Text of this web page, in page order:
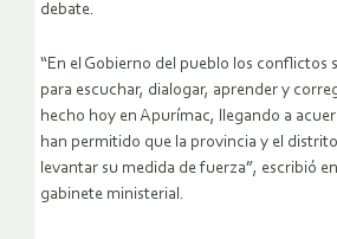
debate.
“En el Gobierno del pueblo los conflictos
para escuchar, dialogar, aprender y
hecho hoy en Apurímac, llegando a
han permitido que la provincia y el
levantar su medida de fuerza”, escribió
gabinete ministerial.